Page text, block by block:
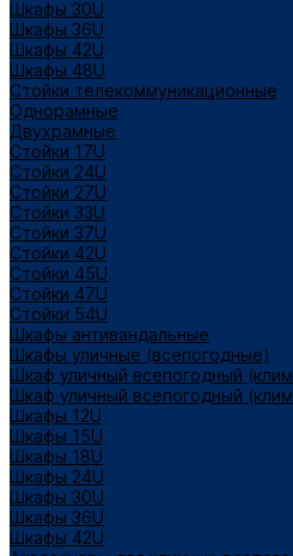
Шкафы 30U
Шкафы 36U
Шкафы 42U
Шкафы 48U
Стойки телекоммуникационные
Однорамные
Двухрамные
Стойки 17U
Стойки 24U
Стойки 27U
Стойки 33U
Стойки 37U
Стойки 42U
Стойки 45U
Стойки 47U
Стойки 54U
Шкафы антивандальные
Шкафы уличные (всепогодные)
Шкаф уличный всепогодный
Шкаф уличный всепогодный
Шкафы 12U
Шкафы 15U
Шкафы 18U
Шкафы 24U
Шкафы 30U
Шкафы 36U
Шкафы 42U